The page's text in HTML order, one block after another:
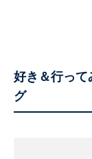
好き＆行って
グ